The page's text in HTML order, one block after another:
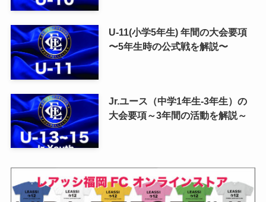
U-11(小学5年生) 年間の大会要項
〜5年生時の公式戦を解説〜
Jr.ユース（中学1年生-3年生）の
大会要項～3年間の活動を解説～